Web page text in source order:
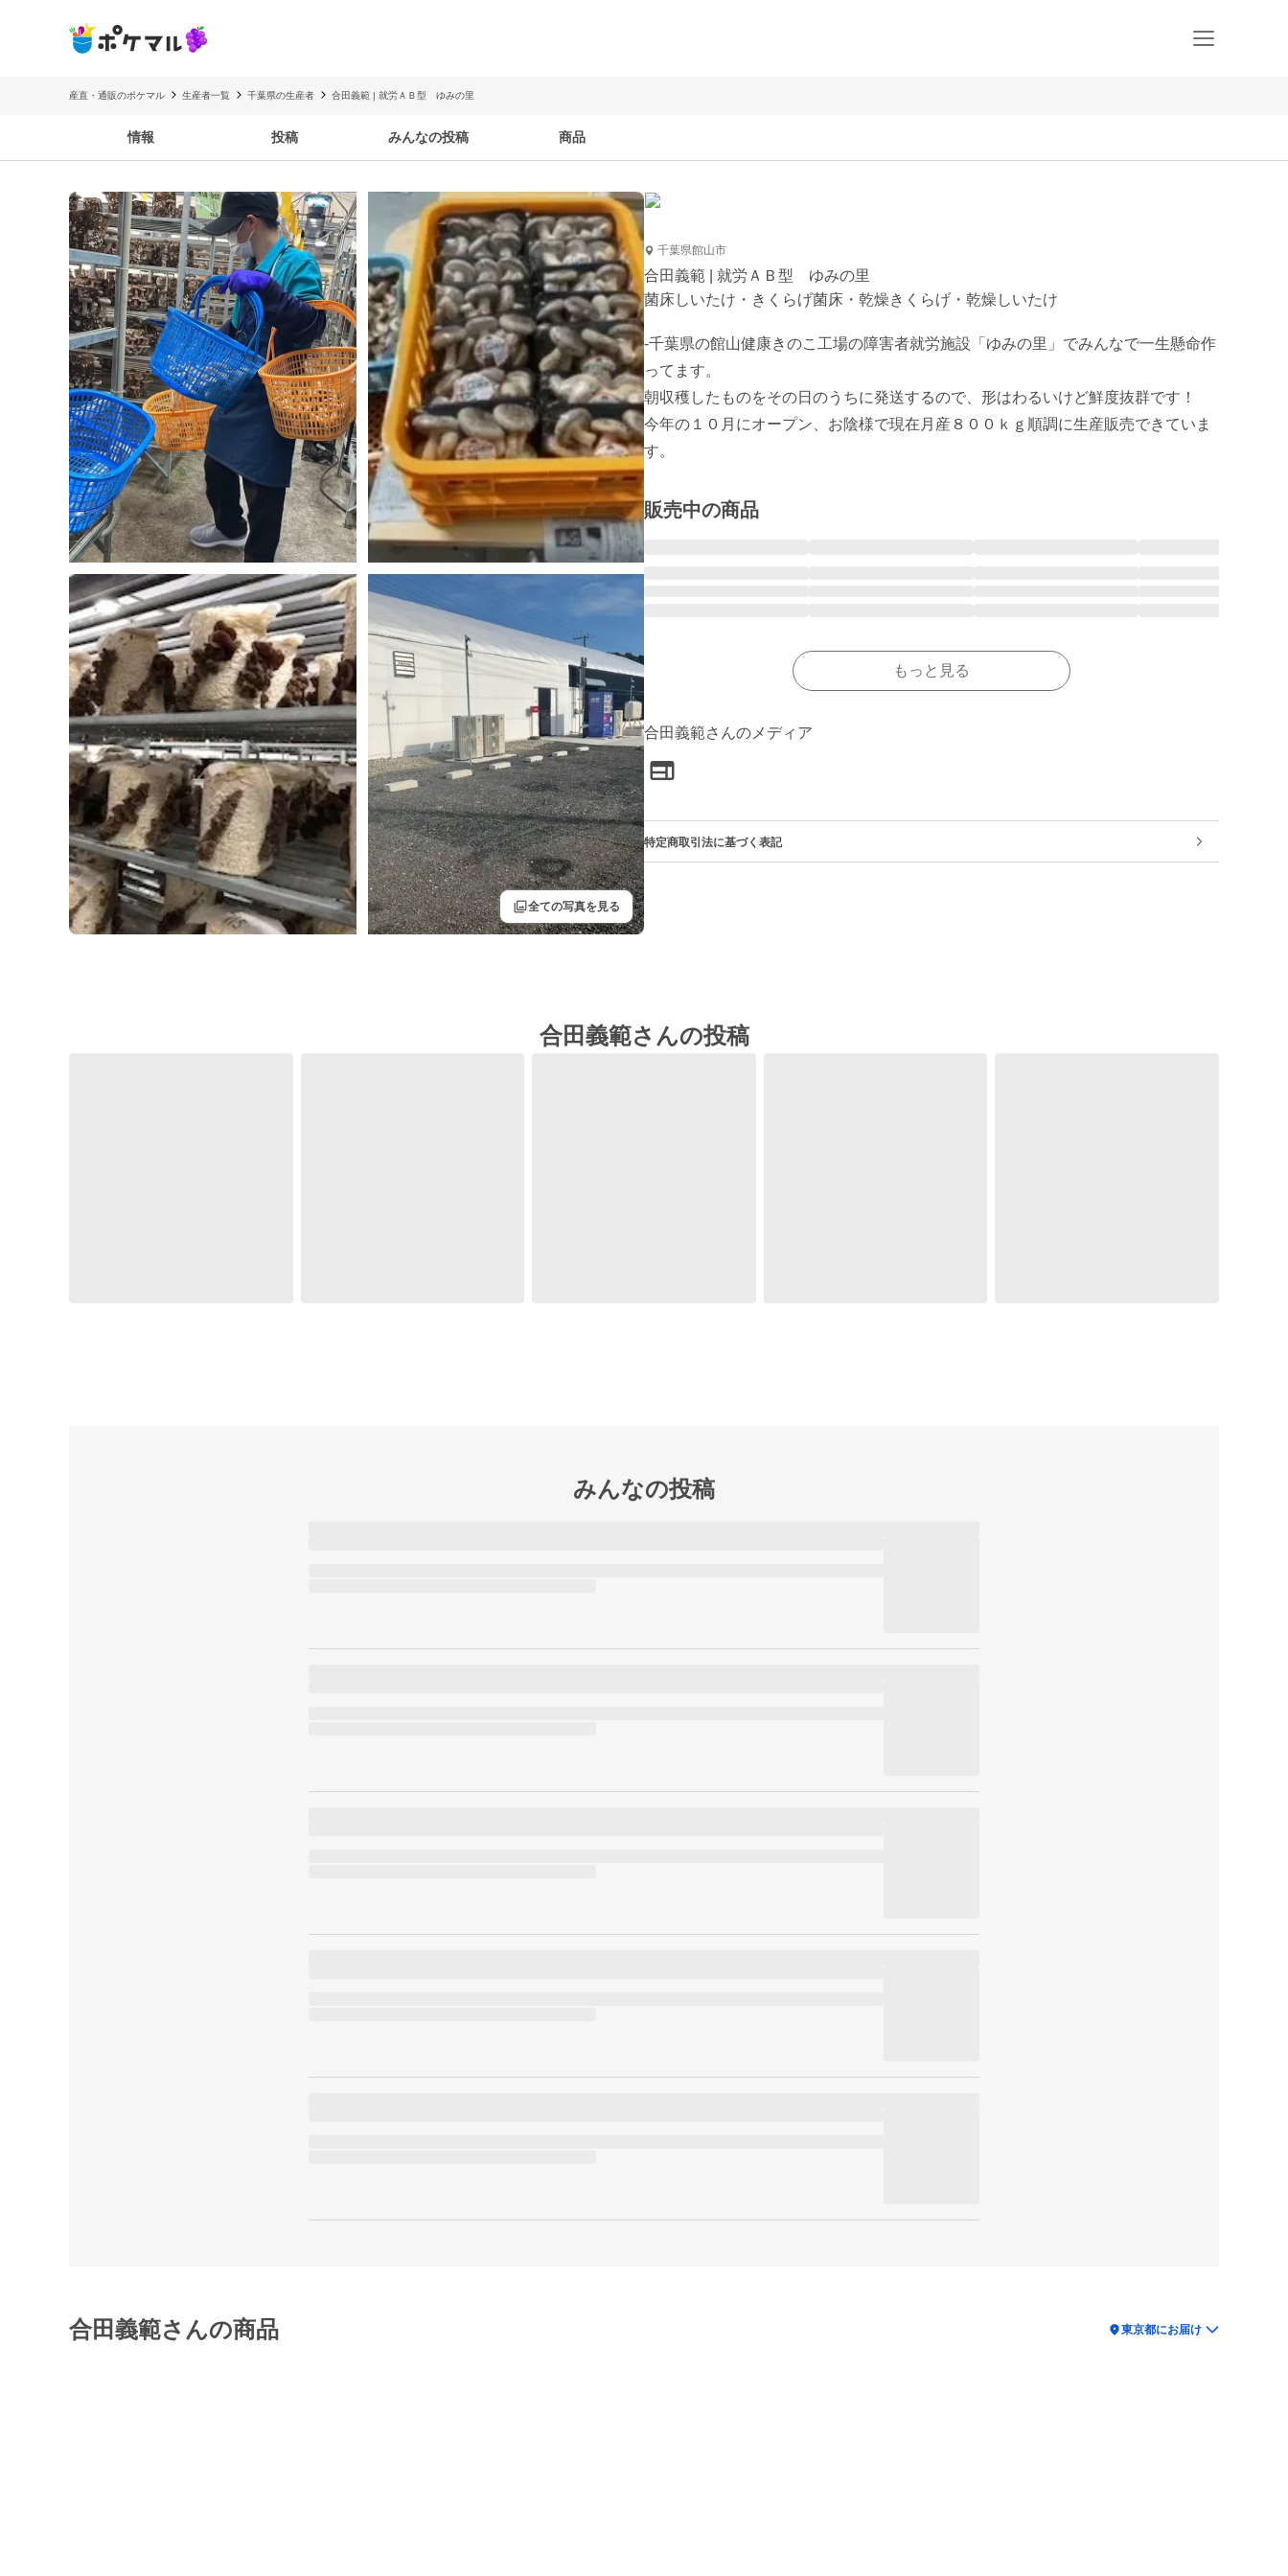
産直・通販のポケマル 生産者一覧 千葉県の生産者 合田義範 | 就労ＡＢ型 ゆみの里
情報 投稿 みんなの投稿 商品
filter全ての写真を見る
千葉県館山市
合田義範 | 就労ＡＢ型 ゆみの里
菌床しいたけ・きくらげ菌床・乾燥きくらげ・乾燥しいたけ
-千葉県の館山健康きのこ工場の障害者就労施設「ゆみの里」でみんなで一生懸命作
ってます。
朝収穫したものをその日のうちに発送するので、形はわるいけど鮮度抜群です！
今年の１０月にオープン、お陰様で現在月産８００ｋｇ順調に生産販売できていま
す。
販売中の商品
もっと見る
合田義範さんのメディア
特定商取引法に基づく表記
合田義範さんの投稿
みんなの投稿
合田義範さんの商品 location_on東京都にお届け